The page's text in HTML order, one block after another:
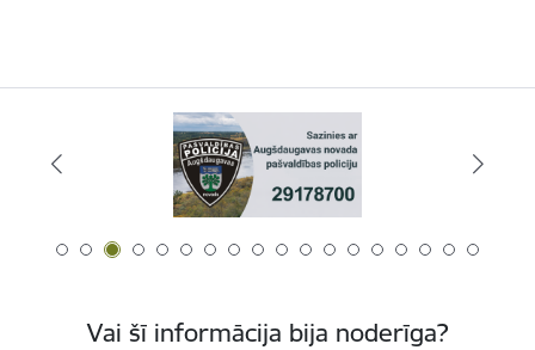
Vai šī informācija bija noderīga?